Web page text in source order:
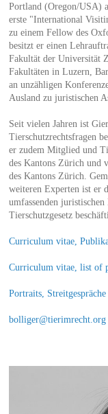
Portland (Oregon/USA)
erste "International
zu einem Fellow des
besitzt er einen
Fakultät der Universität
Fakultäten in Luzern,
an unzähligen
Ausland zu juristischen
Seit vielen Jahren ist
Tierschutzrechtsfragen
er zudem Mitglied und
des Kantons Zürich und
des Kantons Zürich.
weiteren Experten ist er
umfassenden
Tierschutzgesetz
Curriculum vitae,
Curriculum vitae, list of
Portraits,
bolliger@tierimrecht.org